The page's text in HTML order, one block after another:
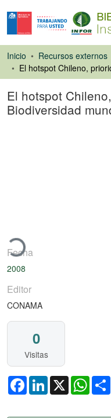
Inicio Recursos externos
El hotspot
Biodiversidad
Cargando...
Fecha
2008
Editor
CONAMA
0
Visitas
FacebookLinkedIn
X